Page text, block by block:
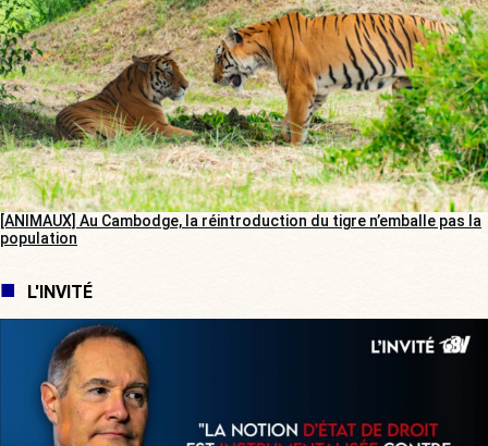
[ANIMAUX] Au Cambodge, la réintroduction du tigre n’emballe pas la
population
L'INVITÉ